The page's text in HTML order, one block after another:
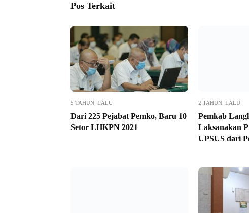
Pos Terkait
5 TAHUN LALU
Dari 225 Pejabat Pemko, Baru 10
Setor LHKPN 2021
2 TAHUN LALU
Pemkab
Laksanakan
UPSUS dari